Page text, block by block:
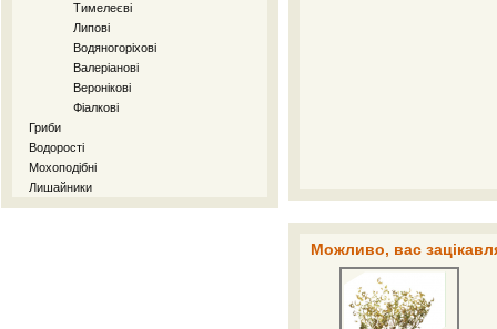
Тимелеєві
Липові
Водяногоріхові
Валеріанові
Веронікові
Фіалкові
Гриби
Водорості
Мохоподібні
Лишайники
Можливо, вас